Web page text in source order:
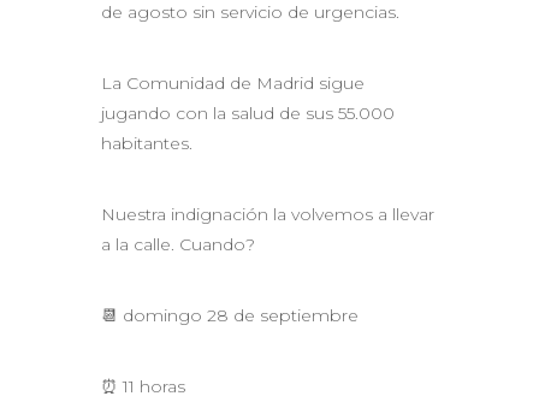
de agosto sin servicio de urgencias.
La Comunidad de Madrid sigue
jugando con la salud de sus 55.000
habitantes.
Nuestra indignación la volvemos a llevar
a la calle. Cuando?
📆 domingo 28 de septiembre
⏰ 11 horas